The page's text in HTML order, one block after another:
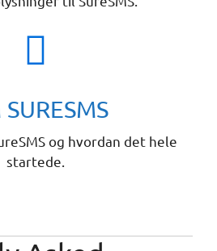
og hvordan det hele
startede.